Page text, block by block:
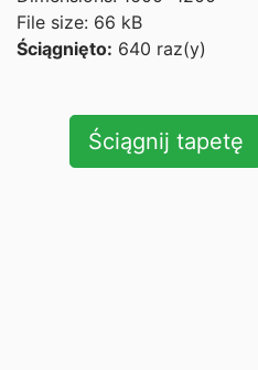
File size: 66 kB
Ściągnięto: 640 raz(y)
Ściągnij tapetę